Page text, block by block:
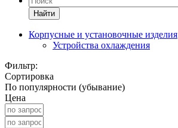
Найти
Корпусные и установочные изделия
Устройства охлаждения
Фильтр:
Сортировка
По популярности (убывание)
Цена